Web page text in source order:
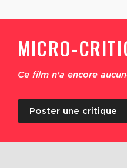
MICRO-
Ce film n'a encore
Poster une critique